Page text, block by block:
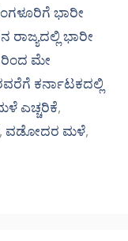
ಭಾರೀ
ಭಾರೀ
ಮೇ
ಕರ್ನಾಟಕದಲ್ಲಿ
ಎಚ್ಚರಿಕೆ,
, ವಡೋದರ ಮಳೆ,